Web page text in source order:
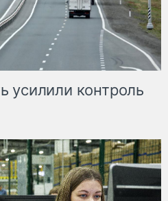
усилили контроль